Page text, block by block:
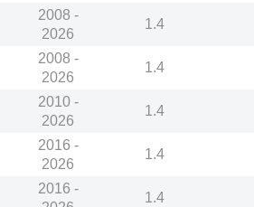
2008 -
2026
1.4
2008 -
2026
1.4
2010 -
2026
1.4
2016 -
2026
1.4
2016 -
1.4